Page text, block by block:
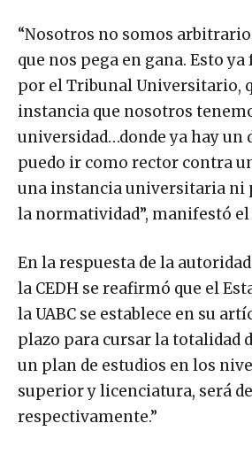
“Nosotros no somos
que nos pega en gana. Esto
por el Tribunal Universitario,
instancia que nosotros
universidad…donde ya hay un
puedo ir como rector contra
una instancia universitaria ni
la normatividad”, manifestó el
En la respuesta de la
la CEDH se reafirmó que el
la UABC se establece en su
plazo para cursar la totalidad
un plan de estudios en los
superior y licenciatura, será
respectivamente.”